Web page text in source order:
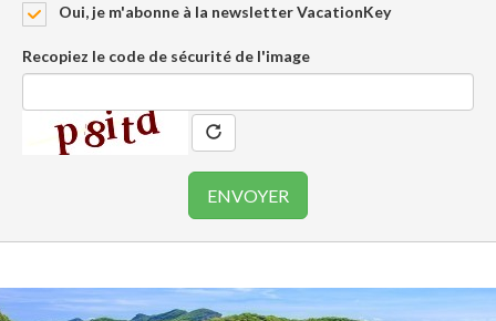
Oui, je m'abonne à la newsletter VacationKey
Recopiez le code de sécurité de l'image